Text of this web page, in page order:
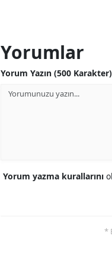
Yorumlar
Yorum Yazın (500 Karakter)
Yorum yazma kurallarını
*